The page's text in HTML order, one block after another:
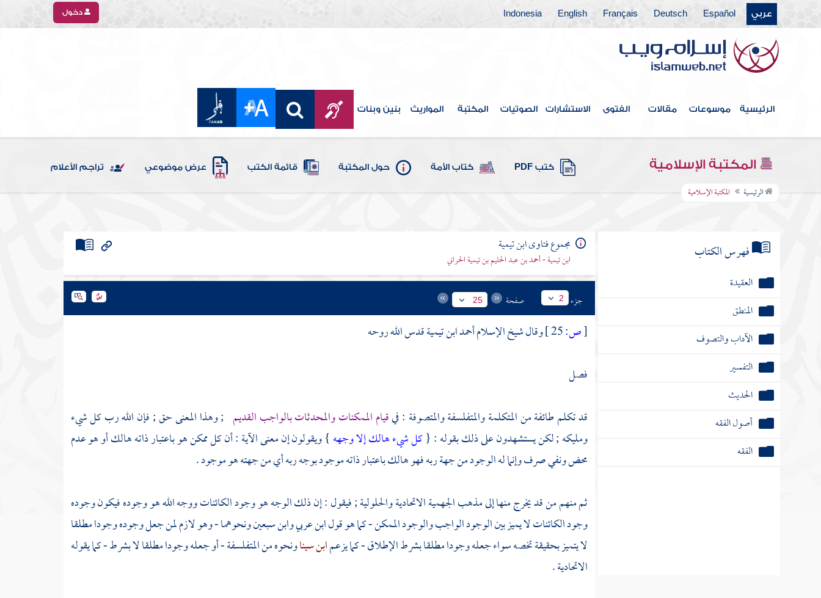
عربي Español
Deutsch
Français
English
Indonesia دخول
الرئيسية موسوعات مقالات الفتوى الاستشارات الصوتيات المكتبة المواريث بنين وبنات
المكتبة الإسلامية كتب PDF كتاب الأمة حول المكتبة قائمة الكتب عرض موضوعي تراجم الأعلام
الرئيسية المكتبة الإسلامية
فهرس الكتاب
العقيدة
المنطق
الآداب والتصوف
التفسير
الحديث
أصول الفقه
الفقه
مجموع فتاوى ابن تيمية
ابن تيمية - أحمد بن عبد الحليم بن تيمية الحراني
جزء 2 صفحة 25
[ص: وقال شيخ الإسلامأحمد ابن تيميةقدس الله روحه
فصل
قد تكلم طائفة منالمتكلمة والمتفلسفة والمتصوفة : فيقيام الممكنات والمحدثات بالواجب القديم ; وهذا المعنى حق ; فإن الله رب كل شيء
ومليكه ; لكن يستشهدون على ذلك بقوله : {كل شيء هالك إلا وجهه} ويقولون إن معنى الآية : أن كل ممكن هو باعتبار ذاته هالك أو هو عدم
محض ونفي صرف وإنما له الوجود من جهة ربه فهو هالك باعتبار ذاته موجود بوجه ربه أي من جهته هو موجود .
ثم منهم من قد يخرج منها إلى مذهبالجهمية الاتحادية والحلولية; فيقول : إن ذلك الوجه هو وجود الكائنات ووجه الله هو وجوده فيكون وجوده
وجود الكائنات لا يميز بين الوجود الواجب والوجود الممكن - كما هو قولابن عربيوابن سبعينونحوهما - وهو لازم لمن جعل وجوده وجودا مطلقا
لا يتميز بحقيقة تخصه سواء جعله وجودا مطلقا بشرط الإطلاق - كما يزعمابن سيناونحوه منالمتفلسفة- أو جعله وجودا مطلقا لا بشرط - كما يقوله
الاتحادية.